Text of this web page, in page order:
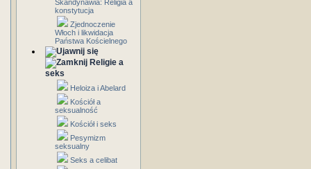
Skandynawia: Religia a
konstytucja
Zjednoczenie
Włoch i likwidacja
Państwa Kościelnego
Religie a
seks
Heloiza i Abelard
Kościół a
seksualność
Kościół i seks
Pesymizm
seksualny
Seks a celibat